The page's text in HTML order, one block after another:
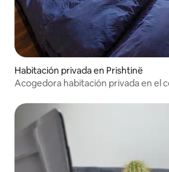
Habitación privada en Prishtinë
Acogedora habitación privada en el